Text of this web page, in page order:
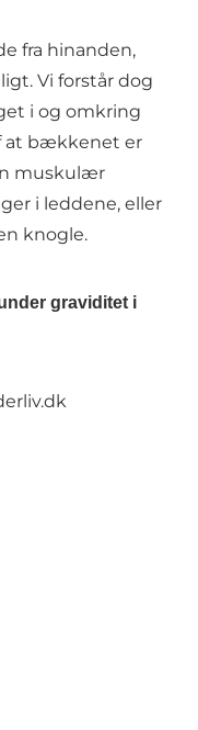
fra hinanden,
Vi forstår dog
i og omkring
at bækkenet er
muskulær
i leddene, eller
knogle.
graviditet i